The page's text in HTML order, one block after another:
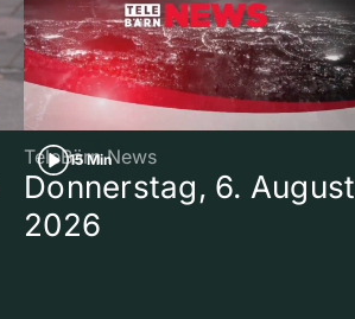
15 Min
TeleBärn News
Donnerstag, 6. August
2026